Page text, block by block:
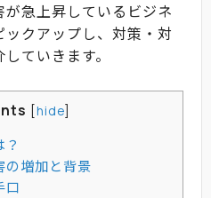
急上昇しているビジネ
クアップし、対策・対
ていきます。
[hide]
の増加と背景
口